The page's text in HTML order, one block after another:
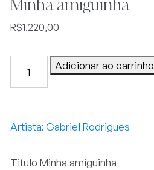
Minha amiguinha
R$1.220,00
amiguinha
Adicionar ao carrinho
Gabriel Rodrigues
Titulo Minha amiguinha